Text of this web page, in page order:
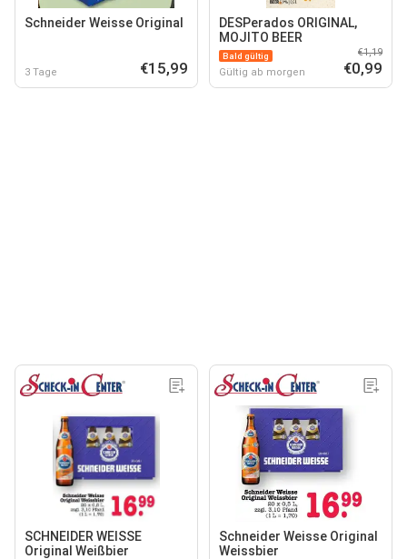
Schneider Weisse Original
3 Tage €15,99
DESPerados ORIGINAL,
MOJITO BEER
Bald gültig
Gültig ab morgen
€1,19
€0,99
SCHNEIDER WEISSE
Original Weißbier
Schneider Weisse Original
Weissbier